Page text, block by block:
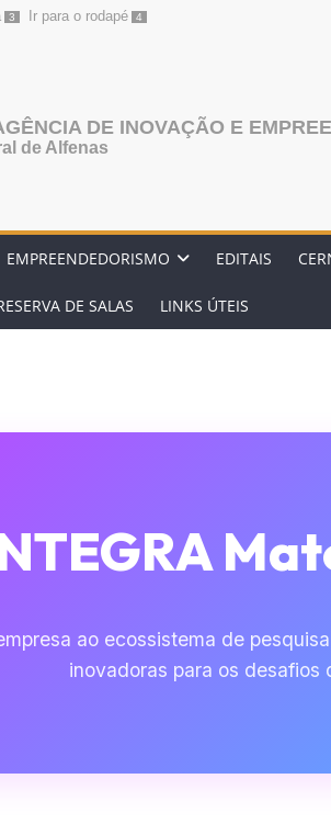
3 Ir para o rodapé 4
DE INOVAÇÃO E
de Alfenas
EMPREENDEDORISMO EDITAIS
DE SALAS LINKS ÚTEIS
ao ecossistema de
inovadoras para os desafios